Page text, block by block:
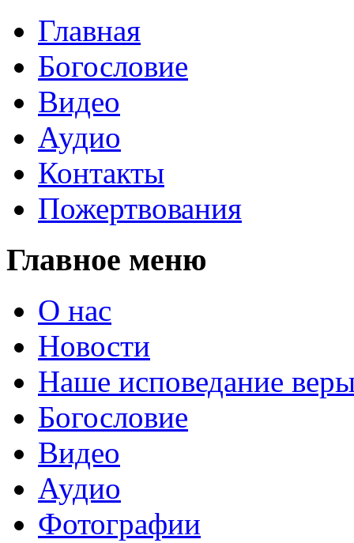
Главная
Богословие
Видео
Аудио
Контакты
Пожертвования
Главное меню
О нас
Новости
Наше исповедание
Богословие
Видео
Аудио
Фотографии